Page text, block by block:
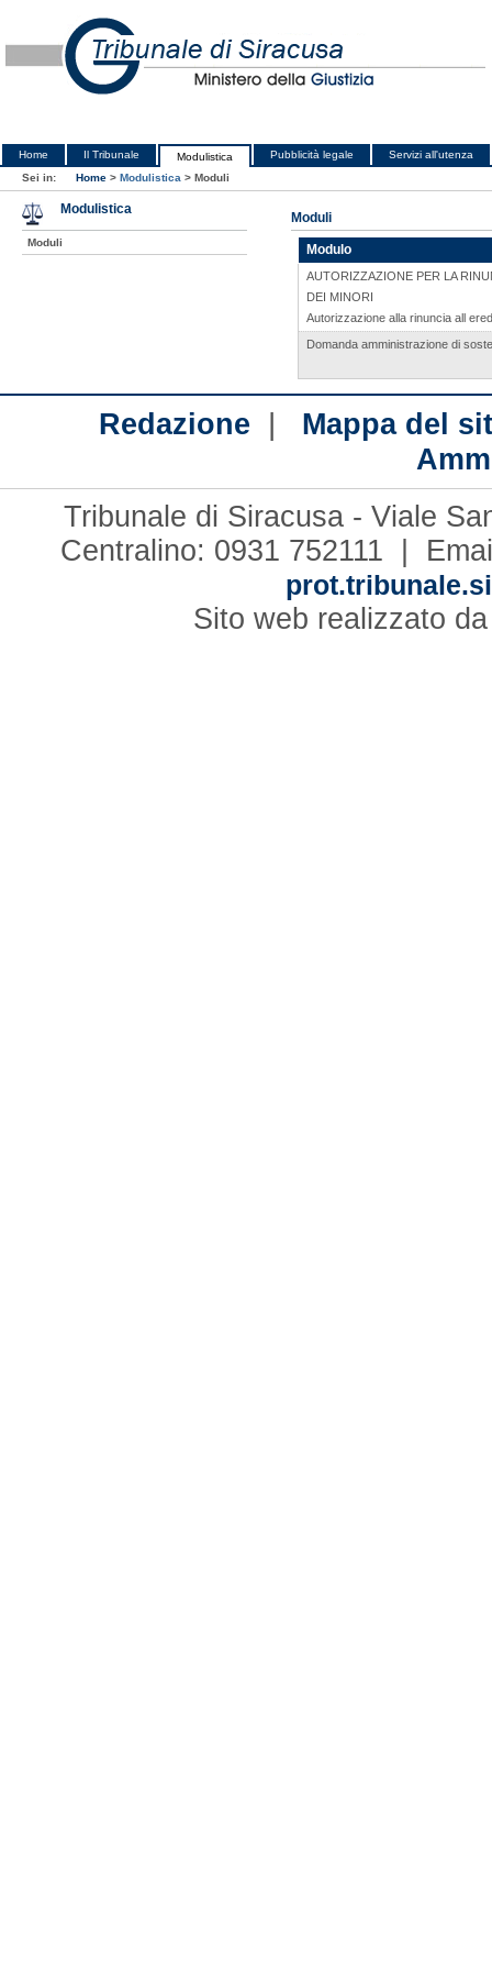
Home Il Tribunale Modulistica Pubblicità legale
Servizi all'utenza
Sei in:
Home > Modulistica > Moduli
Moduli
Modulo
AUTORIZZAZIONE PER LA
DEI MINORI
Autorizzazione alla rinuncia all
Domanda amministrazione di
Modulistica
Moduli
Redazione | Mappa del
Tribunale di Siracusa - Viale
Centralino: 0931 752111 |
Sito web realizzato